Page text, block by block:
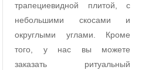
трапециевидной плитой, с
небольшими скосами и
округлыми углами. Кроме
того, у нас вы можете
заказать ритуальный